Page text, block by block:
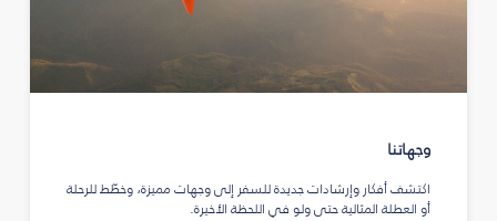
وجهاتنا
اكتشف أفكار وإرشادات جديدة للسفر إلى وجهات مميزة، وخطّط للرحلة
أو العطلة المثالية حتى ولو في اللحظة الأخيرة.